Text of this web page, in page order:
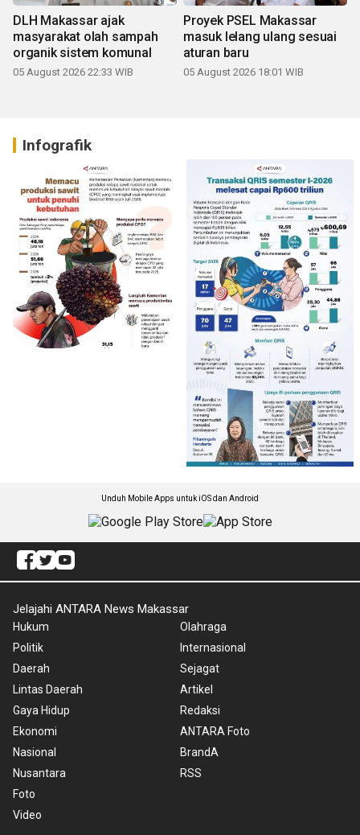
DLH Makassar ajak
masyarakat olah sampah
organik sistem komunal
05 August 2026 22:33 WIB
Proyek PSEL Makassar
masuk lelang ulang sesuai
aturan baru
05 August 2026 18:01 WIB
Infografik
Unduh Mobile Apps untuk iOS dan Android
Jelajahi ANTARA News Makassar
Hukum
Politik
Daerah
Lintas Daerah
Gaya Hidup
Ekonomi
Nasional
Nusantara
Foto
Video
Olahraga
Internasional
Sejagat
Artikel
Redaksi
ANTARA Foto
BrandA
RSS